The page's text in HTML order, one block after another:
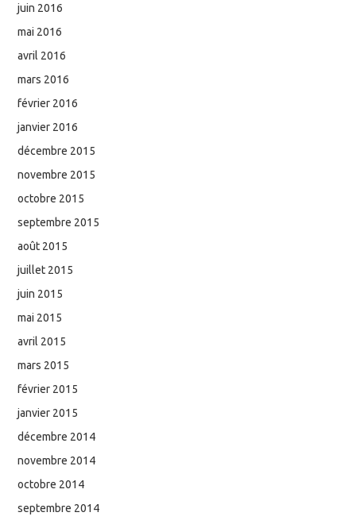
juin 2016
mai 2016
avril 2016
mars 2016
février 2016
janvier 2016
décembre 2015
novembre 2015
octobre 2015
septembre 2015
août 2015
juillet 2015
juin 2015
mai 2015
avril 2015
mars 2015
février 2015
janvier 2015
décembre 2014
novembre 2014
octobre 2014
septembre 2014